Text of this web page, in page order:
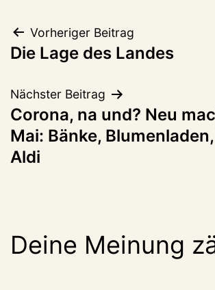
Beitragsnavigation
Vorheriger Beitrag
Die Lage des Landes
Nächster Beitrag
Corona, na und? Neu
Mai: Bänke, Blumenladen,
Aldi
Deine Meinung